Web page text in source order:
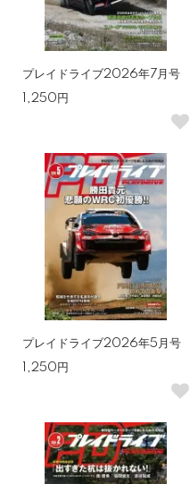
プレイドライブ2026年7月号
1,250円
プレイドライブ2026年5月号
1,250円